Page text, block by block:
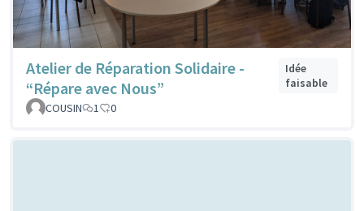
Atelier de Réparation Solidaire -
“Répare avec Nous”
Idée
faisable
COUSIN
1 0